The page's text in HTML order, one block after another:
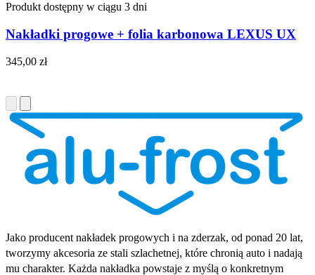
Produkt dostępny w ciągu 3 dni
Nakładki progowe + folia karbonowa LEXUS UX
345,00 zł
Jako producent nakładek progowych i na zderzak, od ponad 20 lat,
tworzymy akcesoria ze stali szlachetnej, które chronią auto i nadają
mu charakter. Każda nakładka powstaje z myślą o konkretnym